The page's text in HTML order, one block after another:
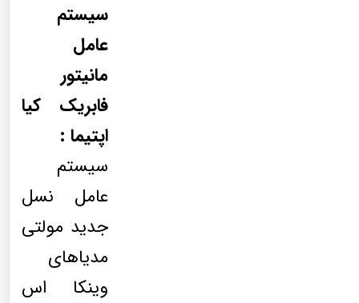
سیستم
عامل
مانیتور
فابریک کیا
اپتیما :
سیستم
عامل نسل
جدید مولتی
مدیاهای
وینکا اس